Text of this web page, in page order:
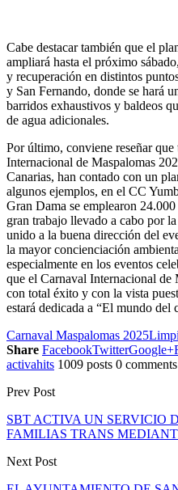
Cabe destacar también que el
ampliará hasta el próximo
y recuperación en distintos
y San Fernando, donde se hará
barridos exhaustivos y baldeos
de agua adicionales.
Por último, conviene reseñar
Internacional de Maspalomas
Canarias, han contado con un
algunos ejemplos, en el CC
Gran Dama se emplearon
gran trabajo llevado a cabo por
unido a la buena dirección del
la mayor concienciación
especialmente en los eventos
que el Carnaval Internacional de
con total éxito y con la vista
estará dedicada a “El mundo del
Carnaval Maspalomas 2025
Share FacebookTwitterGoogle+
activahits 1009 posts 0 comments
Prev Post
SBT ACTIVA UN SERVICIO
FAMILIAS TRANS
Next Post